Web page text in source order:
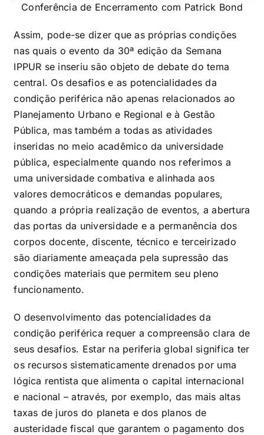
Conferência de Encerramento com Patrick Bond
Assim, pode-se dizer que as próprias condições
nas quais o evento da 30ª edição da Semana
IPPUR se inseriu são objeto de debate do tema
central. Os desafios e as potencialidades da
condição periférica não apenas relacionados ao
Planejamento Urbano e Regional e à Gestão
Pública, mas também a todas as atividades
inseridas no meio acadêmico da universidade
pública, especialmente quando nos referimos a
uma universidade combativa e alinhada aos
valores democráticos e demandas populares,
quando a própria realização de eventos, a abertura
das portas da universidade e a permanência dos
corpos docente, discente, técnico e terceirizado
são diariamente ameaçada pela supressão das
condições materiais que permitem seu pleno
funcionamento.
O desenvolvimento das potencialidades da
condição periférica requer a compreensão clara de
seus desafios. Estar na periferia global significa ter
os recursos sistematicamente drenados por uma
lógica rentista que alimenta o capital internacional
e nacional – através, por exemplo, das mais altas
taxas de juros do planeta e dos planos de
austeridade fiscal que garantem o pagamento dos